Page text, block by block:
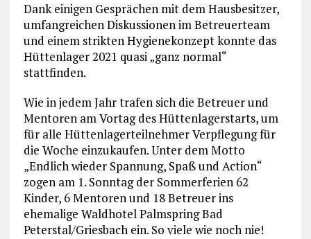
Dank einigen Gesprächen mit dem Hausbesitzer,
umfangreichen Diskussionen im Betreuerteam
und einem strikten Hygienekonzept konnte das
Hüttenlager 2021 quasi „ganz normal“
stattfinden.
Wie in jedem Jahr trafen sich die Betreuer und
Mentoren am Vortag des Hüttenlagerstarts, um
für alle Hüttenlagerteilnehmer Verpflegung für
die Woche einzukaufen. Unter dem Motto
„Endlich wieder Spannung, Spaß und Action“
zogen am 1. Sonntag der Sommerferien 62
Kinder, 6 Mentoren und 18 Betreuer ins
ehemalige Waldhotel Palmspring Bad
Peterstal/Griesbach ein. So viele wie noch nie!